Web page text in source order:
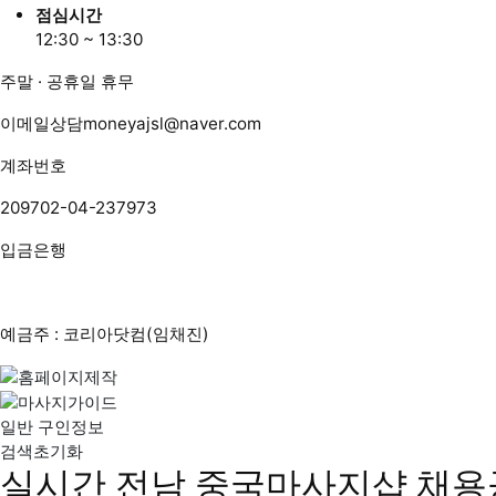
점심시간
12:30 ~ 13:30
주말 · 공휴일 휴무
이메일상담moneyajsl@naver.com
계좌번호
209702-04-237973
입금은행
예금주 : 코리아닷컴(임채진)
일반 구인정보
검색초기화
실시간 전남 중국마사지샵 채용